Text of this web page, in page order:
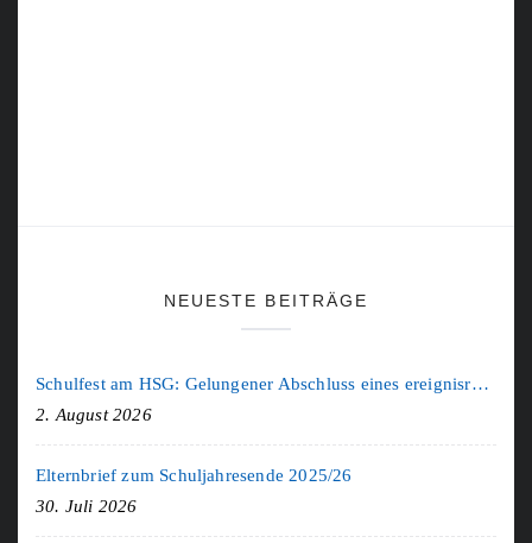
NEUESTE BEITRÄGE
Schulfest am HSG: Gelungener Abschluss eines ereignisreichen Schuljahres
2. August 2026
Elternbrief zum Schuljahresende 2025/26
30. Juli 2026